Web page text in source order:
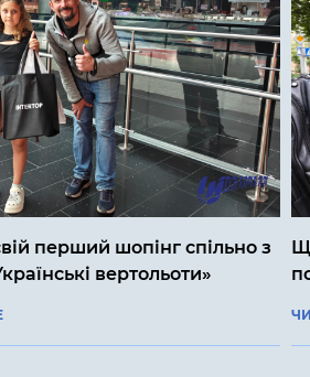
перший шопінг спільно з
вертольоти»